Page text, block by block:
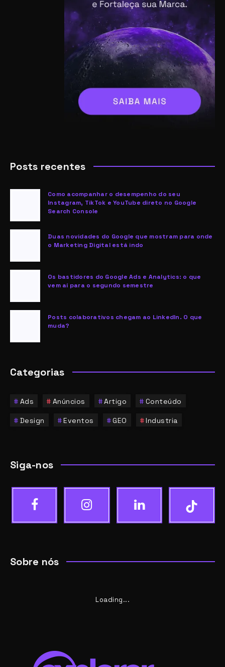
Posts recentes
Como acompanhar o desempenho do seu
Instagram, TikTok e YouTube direto no Google
Search Console
Duas novidades do Google que mostram para onde
o Marketing Digital está indo
Os bastidores do Google Ads e Analytics: o que
vem aí para o segundo semestre
Posts colaborativos chegam ao LinkedIn. O que
muda?
Categorias
Ads Anúncios Artigo Conteúdo
Design Eventos GEO Industria
Siga-nos
Sobre nós
Loading...